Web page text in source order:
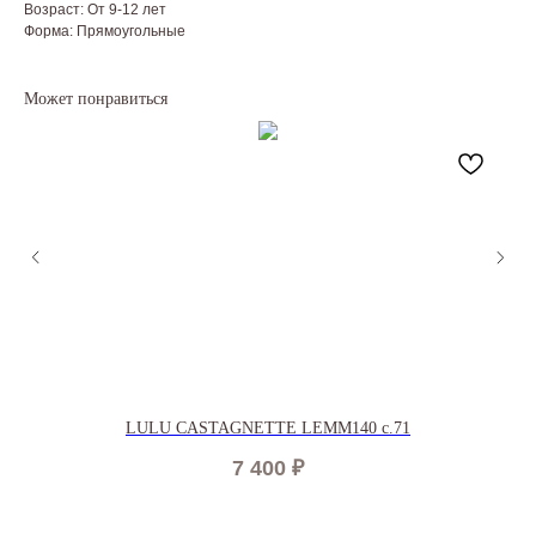
Возраст: От 9-12 лет
Форма: Прямоугольные
Может понравиться
LULU CASTAGNETTE LEMM140 c.71
7 400 ₽